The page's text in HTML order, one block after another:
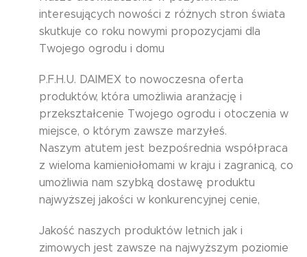
interesujących nowości z różnych stron świata
skutkuje co roku nowymi propozycjami dla
Twojego ogrodu i domu
P.F.H.U. DAIMEX to nowoczesna oferta
produktów, która umożliwia aranżację i
przekształcenie Twojego ogrodu i otoczenia w
miejsce, o którym zawsze marzyłeś.
Naszym atutem jest bezpośrednia współpraca
z wieloma kamieniołomami w kraju i zagranicą, co
umożliwia nam szybką dostawę produktu
najwyższej jakości w konkurencyjnej cenie,
Jakość naszych produktów letnich jak i
zimowych jest zawsze na najwyższym poziomie